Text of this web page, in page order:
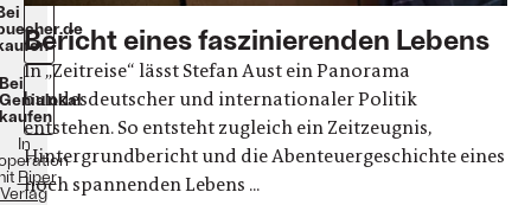
In
Piper
Verlag
Bericht eines faszinierenden Lebens
In „Zeitreise“ lässt Stefan Aust ein Panorama
bundesdeutscher und internationaler Politik
entstehen. So entsteht zugleich ein Zeitzeugnis,
Hintergrundbericht und die Abenteuergeschichte eines
hoch spannenden Lebens ...